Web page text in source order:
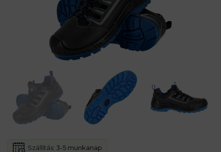
Szállítás: 3-5 munkanap